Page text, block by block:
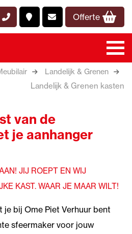
Offerte
Landelijk & Grenen
Landelijk & Grenen kasten
van de
je aanhanger
JIJ ROEPT EN WIJ
KAST. WAAR JE MAAR WILT!
bij Ome Piet Verhuur bent
sfeermaker voor jouw